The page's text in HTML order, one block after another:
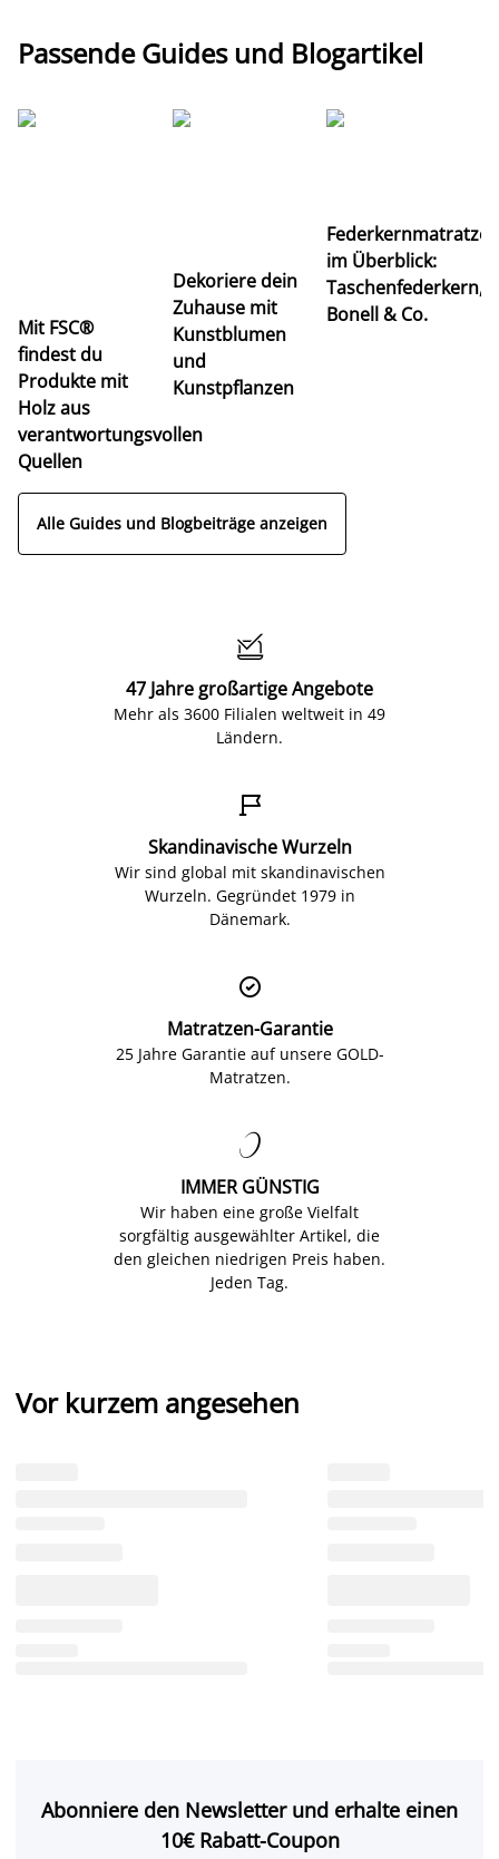
Passende Guides und Blogartikel
Mit FSC®
findest du
Produkte mit
Holz aus
verantwortungsvollen
Quellen
Dekoriere dein
Zuhause mit
Kunstblumen
und
Kunstpflanzen
im Überblick:
Taschenfederkern,
Bonell & Co.
Alle Guides und Blogbeiträge anzeigen

47 Jahre großartige Angebote
Mehr als 3600 Filialen weltweit in 49
Ländern.

Skandinavische Wurzeln
Wir sind global mit skandinavischen
Wurzeln. Gegründet 1979 in
Dänemark.

Matratzen-Garantie
25 Jahre Garantie auf unsere GOLD-
Matratzen.

IMMER GÜNSTIG
Wir haben eine große Vielfalt
sorgfältig ausgewählter Artikel, die
den gleichen niedrigen Preis haben.
Jeden Tag.
Vor kurzem angesehen
Abonniere den Newsletter und erhalte einen
10€ Rabatt-Coupon